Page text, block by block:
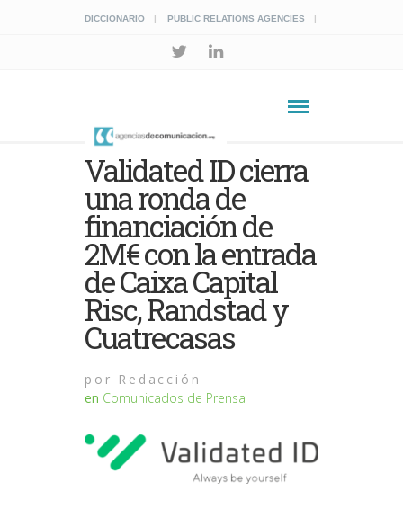
DICCIONARIO PUBLIC RELATIONS AGENCIES
Validated ID cierra
una ronda de
financiación de
2M€ con la entrada
de Caixa Capital
Risc, Randstad y
Cuatrecasas
por Redacción
en Comunicados de Prensa